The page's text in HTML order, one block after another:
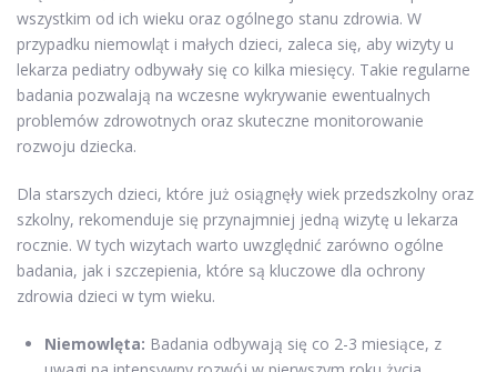
wszystkim od ich wieku oraz ogólnego stanu zdrowia. W
przypadku niemowląt i małych dzieci, zaleca się, aby wizyty u
lekarza pediatry odbywały się co kilka miesięcy. Takie regularne
badania pozwalają na wczesne wykrywanie ewentualnych
problemów zdrowotnych oraz skuteczne monitorowanie
rozwoju dziecka.
Dla starszych dzieci, które już osiągnęły wiek przedszkolny oraz
szkolny, rekomenduje się przynajmniej jedną wizytę u lekarza
rocznie. W tych wizytach warto uwzględnić zarówno ogólne
badania, jak i szczepienia, które są kluczowe dla ochrony
zdrowia dzieci w tym wieku.
Niemowlęta: Badania odbywają się co 2-3 miesiące, z